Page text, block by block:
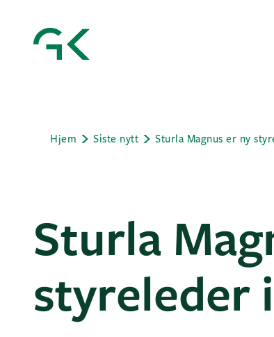
Hjem Siste nytt Sturla Magnus er ny
Sturla
styreleder